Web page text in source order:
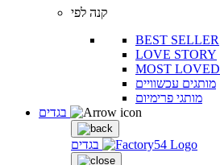
קנה לפי
BEST SELLER
LOVE STORY
MOST LOVED
מותגים עכשוויים
מותגי פרימיום
בגדים